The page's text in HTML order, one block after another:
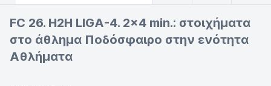
FC 26. H2H LIGA-4. 2x4 min.: στοιχήματα
στο άθλημα Ποδόσφαιρο στην ενότητα
Αθλήματα